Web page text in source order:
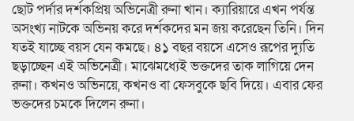
ছোট পর্দার দর্শকপ্রিয় অভিনেত্রী রুনা খান। ক্যারিয়ারে এখন পর্যন্ত
অসংখ্য নাটকে অভিনয় করে দর্শকদের মন জয় করেছেন তিনি। দিন
যতই যাচ্ছে বয়স যেন কমছে। ৪১ বছর বয়সে এসেও রূপের দ্যুতি
ছড়াচ্ছেন এই অভিনেত্রী। মাঝেমধ্যেই ভক্তদের তাক লাগিয়ে দেন
রুনা। কখনও অভিনয়ে, কখনও বা ফেসবুকে ছবি দিয়ে। এবার ফের
ভক্তদের চমকে দিলেন রুনা।